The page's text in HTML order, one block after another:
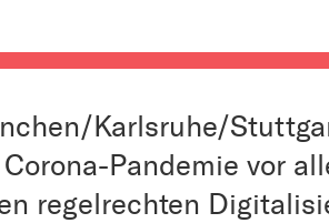
Karlsruhe/
Pandemie vor
regelrechten